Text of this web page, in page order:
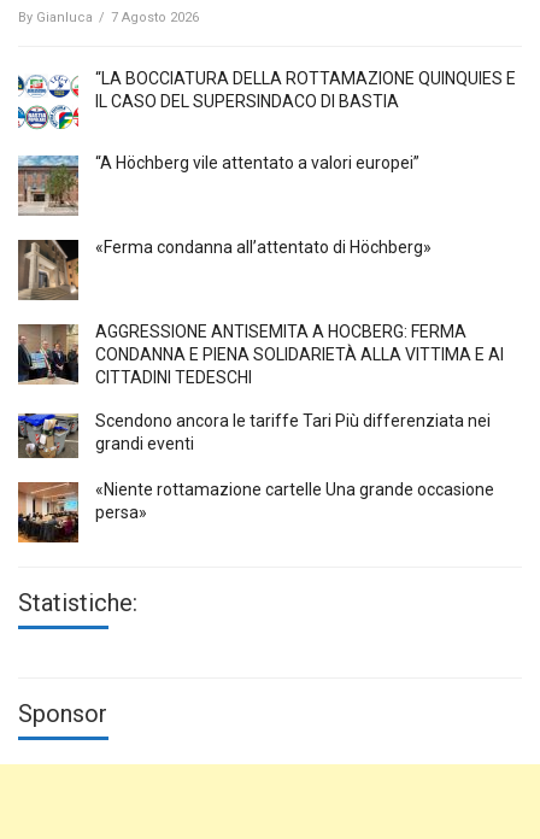
By Gianluca / 7 Agosto 2026
“LA BOCCIATURA DELLA ROTTAMAZIONE QUINQUIES E
IL CASO DEL SUPERSINDACO DI BASTIA
“A Höchberg vile attentato a valori europei”
«Ferma condanna all’attentato di Höchberg»
AGGRESSIONE ANTISEMITA A HÖCBERG: FERMA
CONDANNA E PIENA SOLIDARIETÀ ALLA VITTIMA E AI
CITTADINI TEDESCHI
Scendono ancora le tariffe Tari Più differenziata nei
grandi eventi
«Niente rottamazione cartelle Una grande occasione
persa»
Statistiche:
Sponsor